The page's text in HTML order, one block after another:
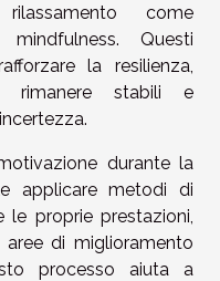
come
Questi
la resilienza,
rimanere stabili e
durante la
applicare metodi di
le proprie prestazioni,
di miglioramento
processo aiuta a